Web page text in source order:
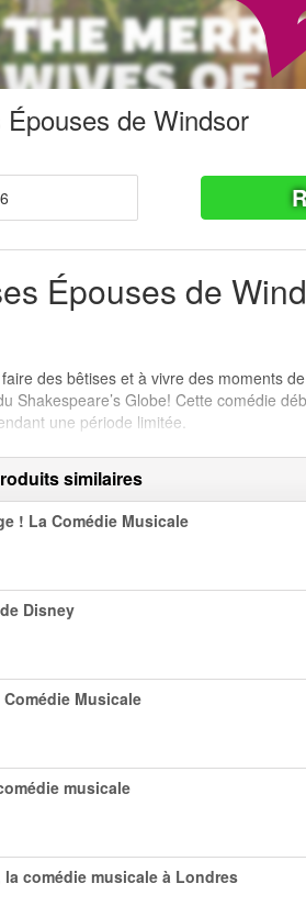
de Windsor
Épouses de
des bêtises et à vivre des moments
Shakespeare’s Globe! Cette comédie
une période limitée.
similaires
! La Comédie Musicale
Disney
Musicale
musicale
la comédie musicale à Londres